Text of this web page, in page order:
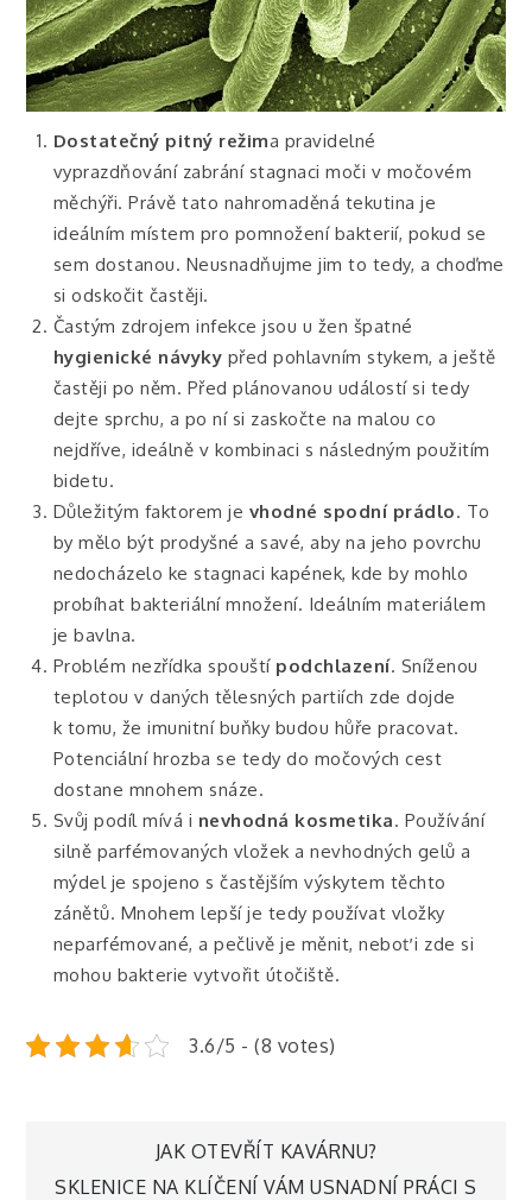
Dostatečný pitný režima pravidelné
vyprazdňování zabrání stagnaci moči v močovém
měchýři. Právě tato nahromaděná tekutina je
ideálním místem pro pomnožení bakterií, pokud se
sem dostanou. Neusnadňujme jim to tedy, a choďme
si odskočit častěji.
Častým zdrojem infekce jsou u žen špatné
hygienické návyky před pohlavním stykem, a ještě
častěji po něm. Před plánovanou událostí si tedy
dejte sprchu, a po ní si zaskočte na malou co
nejdříve, ideálně v kombinaci s následným použitím
bidetu.
Důležitým faktorem je vhodné spodní prádlo. To
by mělo být prodyšné a savé, aby na jeho povrchu
nedocházelo ke stagnaci kapének, kde by mohlo
probíhat bakteriální množení. Ideálním materiálem
je bavlna.
Problém nezřídka spouští podchlazení. Sníženou
teplotou v daných tělesných partiích zde dojde
k tomu, že imunitní buňky budou hůře pracovat.
Potenciální hrozba se tedy do močových cest
dostane mnohem snáze.
Svůj podíl mívá i nevhodná kosmetika. Používání
silně parfémovaných vložek a nevhodných gelů a
mýdel je spojeno s častějším výskytem těchto
zánětů. Mnohem lepší je tedy používat vložky
neparfémované, a pečlivě je měnit, neboť i zde si
mohou bakterie vytvořit útočiště.
3.6/5 - (8 votes)
NavigaceJAK OTEVŘÍT KAVÁRNU?
SKLENICE NA KLÍČENÍ VÁM USNADNÍ PRÁCI S